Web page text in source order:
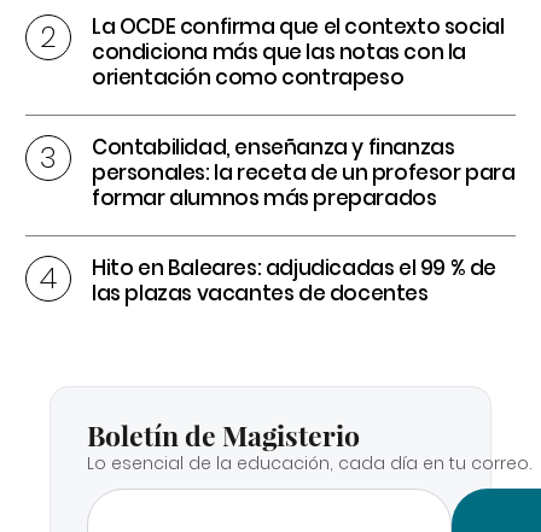
La OCDE confirma que el contexto social
condiciona más que las notas con la
orientación como contrapeso
Contabilidad, enseñanza y finanzas
personales: la receta de un profesor para
formar alumnos más preparados
Hito en Baleares: adjudicadas el 99 % de
las plazas vacantes de docentes
Boletín de Magisterio
Lo esencial de la educación, cada día en tu correo.